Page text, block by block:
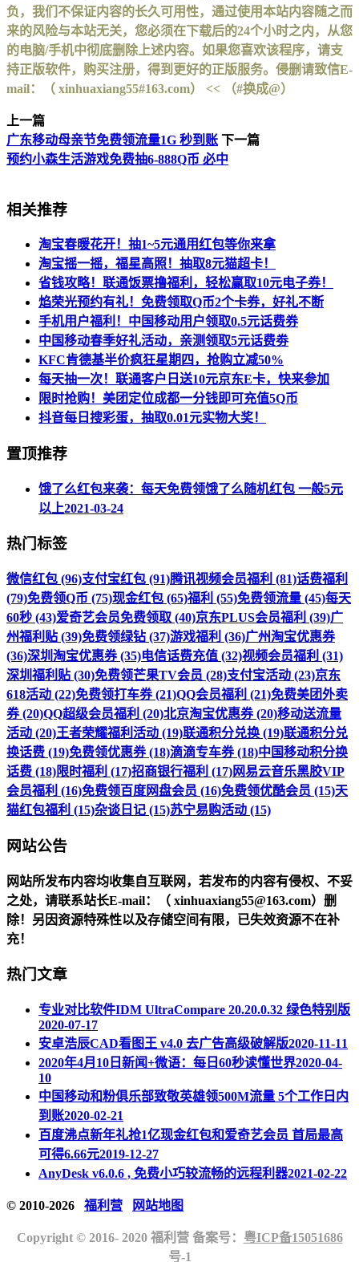
负，我们不保证内容的长久可用性，通过使用本站内容随之而
来的风险与本站无关，您必须在下载后的24个小时之内，从您
的电脑/手机中彻底删除上述内容。如果您喜欢该程序，请支
持正版软件，购买注册，得到更好的正版服务。侵删请致信E-
mail：（ xinhuaxiang55#163.com） << （#换成@）
上一篇
广东移动母亲节免费领流量1G 秒到账 下一篇
预约小森生活游戏免费抽6-888Q币 必中
相关推荐
淘宝春暖花开！抽1~5元通用红包等你来拿
淘宝摇一摇，福星高照！抽取8元猫超卡！
省钱攻略！联通饭票撸福利，轻松赢取10元电子券！
焰荣光预约有礼！免费领取Q币2个卡券，好礼不断
手机用户福利！中国移动用户领取0.5元话费券
中国移动春季好礼活动，亲测领取5元话费劵
KFC肯德基半价疯狂星期四，抢购立减50%
每天抽一次！联通客户日送10元京东E卡，快来参加
限时抢购！美团定位成都一分钱即可充值5Q币
抖音每日搜彩蛋，抽取0.01元实物大奖！
置顶推荐
饿了么红包来袭：每天免费领饿了么随机红包 一般5元
以上2021-03-24
热门标签
微信红包 (96)支付宝红包 (91)腾讯视频会员福利 (81)话费福利
(79)免费领Q币 (75)现金红包 (65)福利 (55)免费领流量 (45)每天
60秒 (43)爱奇艺会员免费领取 (40)京东PLUS会员福利 (39)广
州福利贴 (39)免费领绿钻 (37)游戏福利 (36)广州淘宝优惠券
(36)深圳淘宝优惠券 (35)电信话费充值 (32)视频会员福利 (31)
深圳福利贴 (30)免费领芒果TV会员 (28)支付宝活动 (23)京东
618活动 (22)免费领打车券 (21)QQ会员福利 (21)免费美团外卖
券 (20)QQ超级会员福利 (20)北京淘宝优惠券 (20)移动送流量
活动 (20)王者荣耀福利活动 (19)联通积分兑换 (19)联通积分兑
换话费 (19)免费领优惠券 (18)滴滴专车券 (18)中国移动积分换
话费 (18)限时福利 (17)招商银行福利 (17)网易云音乐黑胶VIP
会员福利 (16)免费领百度网盘会员 (16)免费领优酷会员 (15)天
猫红包福利 (15)杂谈日记 (15)苏宁易购活动 (15)
网站公告
网站所发布内容均收集自互联网，若发布的内容有侵权、不妥
之处，请联系站长E-mail：（ xinhuaxiang55@163.com）删
除！另因资源特殊性以及存储空间有限，已失效资源不在补
充！
热门文章
专业对比软件IDM UltraCompare 20.20.0.32 绿色特别版
2020-07-17
安卓浩辰CAD看图王 v4.0 去广告高级破解版2020-11-11
2020年4月10日新闻+微语：每日60秒读懂世界2020-04-
10
中国移动和粉俱乐部致敬英雄领500M流量 5个工作日内
到账2020-02-21
百度沸点新年礼抢1亿现金红包和爱奇艺会员 首局最高
可得6.66元2019-12-27
AnyDesk v6.0.6 , 免费小巧较流畅的远程利器2021-02-22
© 2010-2026 福利营 网站地图
Copyright © 2016- 2020 福利营 备案号： 粤ICP备15051686
号-1